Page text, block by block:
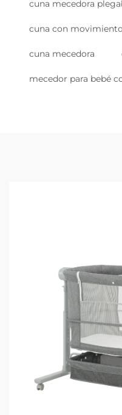
cuna mecedora
cuna con
cuna mecedora
mecedor para bebé